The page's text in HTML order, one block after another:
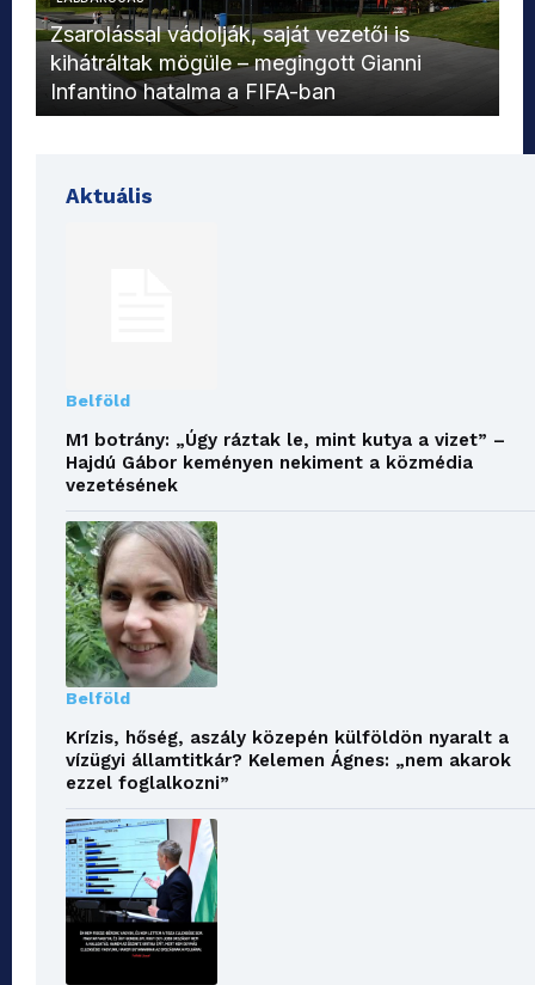
Zsarolással vádolják, saját vezetői is
kihátráltak mögüle – megingott Gianni
Infantino hatalma a FIFA-ban
Aktuális
Belföld
M1 botrány: „Úgy ráztak le, mint kutya a vizet” –
Hajdú Gábor keményen nekiment a közmédia
vezetésének
Belföld
Krízis, hőség, aszály közepén külföldön nyaralt a
vízügyi államtitkár? Kelemen Ágnes: „nem akarok
ezzel foglalkozni”